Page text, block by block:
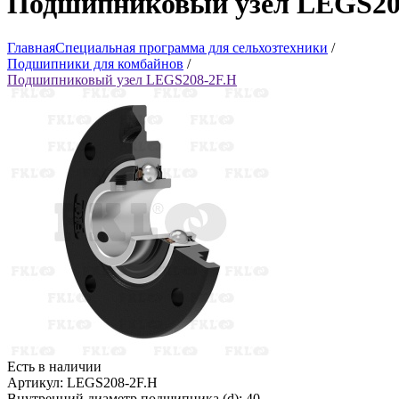
ГлавнаяСпециальная программа для сельхозтехники /
Подшипники для комбайнов /
Подшипниковый узел LEGS208-2F.H
Есть в наличии
Артикул: LEGS208-2F.H